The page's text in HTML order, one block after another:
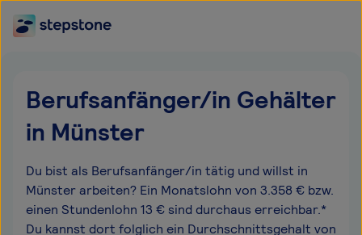
Berufsanfänger/in Gehälter
in Münster
Du bist als Berufsanfänger/in tätig und willst in
Münster arbeiten? Ein Monatslohn von 3.358 € bzw.
einen Stundenlohn 13 € sind durchaus erreichbar.*
Du kannst dort folglich ein Durchschnittsgehalt von